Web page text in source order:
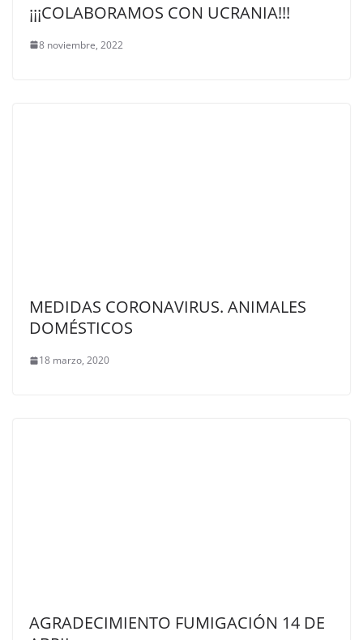
¡¡¡COLABORAMOS CON UCRANIA!!!
8 noviembre, 2022
MEDIDAS CORONAVIRUS. ANIMALES
DOMÉSTICOS
18 marzo, 2020
AGRADECIMIENTO FUMIGACIÓN 14 DE